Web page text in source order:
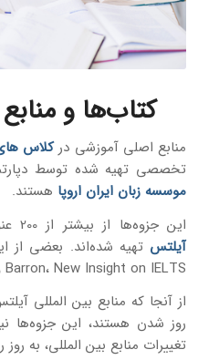
کتاب‌ها و
منابع اصلی آموزشی درکلاس
تخصصی تهیه شده توسط
موسسه زبان ایران اروپا هستند.
این جزوه‌ها از بیشتر از 200 عنوان کتاب معتبر
آیلتس
Barron، New Insight on IELTS و Focus on IELTS هستند.
از آنجا که منابع بین المللی
روز شدن هستند، این جزوه‌ها
تغییرات منابع بین المللی، به